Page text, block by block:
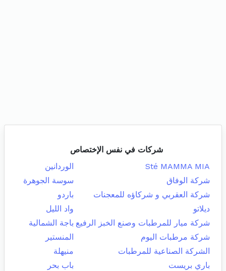
شركات في نفس الإختصاص
Sté MAMMA MIA
الوردانين
شركة الوفاق
سوسة الجوهرة
شركة العقربي و شركاؤه للمعجنات
باردو
ديلاتو
واد الليل
شركة ميار للمرطبات وصنع الخبز الرفيع باجة الشمالية
شركة مرطبات اليوم
المنستير
الشركة الصناعية للمرطبات
منيهلة
باري بريست
باب بحر